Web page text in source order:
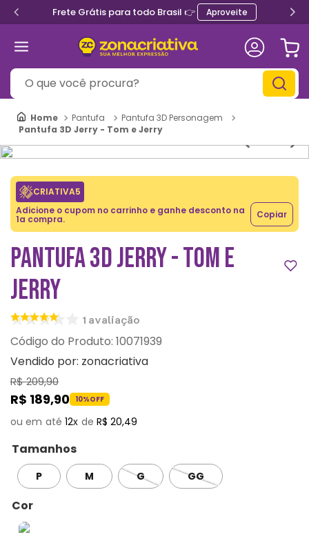
Frete Grátis para todo Brasil 👉 Aproveite
O que você procura?
Pantufa
Pantufa 3D Personagem
Pantufa 3D Jerry - Tom e Jerry
CRIATIVA5
Adicione o cupom no carrinho e ganhe desconto na
1a compra. Copiar
PANTUFA 3D JERRY - TOM E
JERRY
1 avaliação
: 10071939
Vendido por: zonacriativa
R$209,90
R$ 189,90 10%OFF
12 R$ 20,49
Tamanhos
P M G GG
Cor